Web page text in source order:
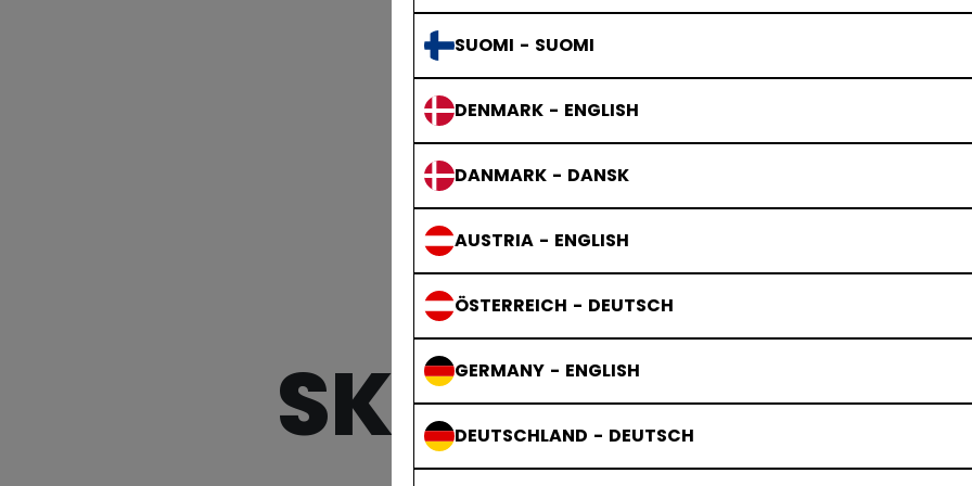
SUOMI - SUOMI
DENMARK - ENGLISH
DANMARK - DANSK
AUSTRIA - ENGLISH
ÖSTERREICH - DEUTSCH
GERMANY - ENGLISH
DEUTSCHLAND - DEUTSCH